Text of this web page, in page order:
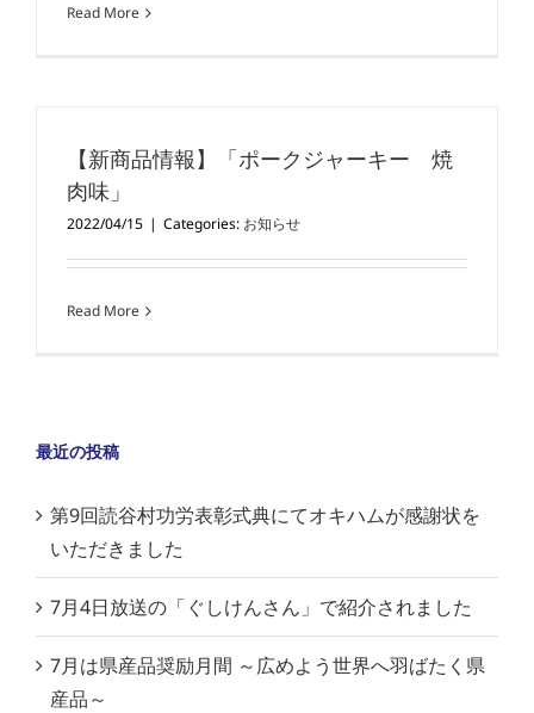
Read More
【新商品情報】「ポークジャーキー 焼
肉味」
2022/04/15 | Categories: お知らせ
Read More
最近の投稿
第9回読谷村功労表彰式典にてオキハムが感謝状を
いただきました
7月4日放送の「ぐしけんさん」で紹介されました
7月は県産品奨励月間 ～広めよう世界へ羽ばたく県
産品～